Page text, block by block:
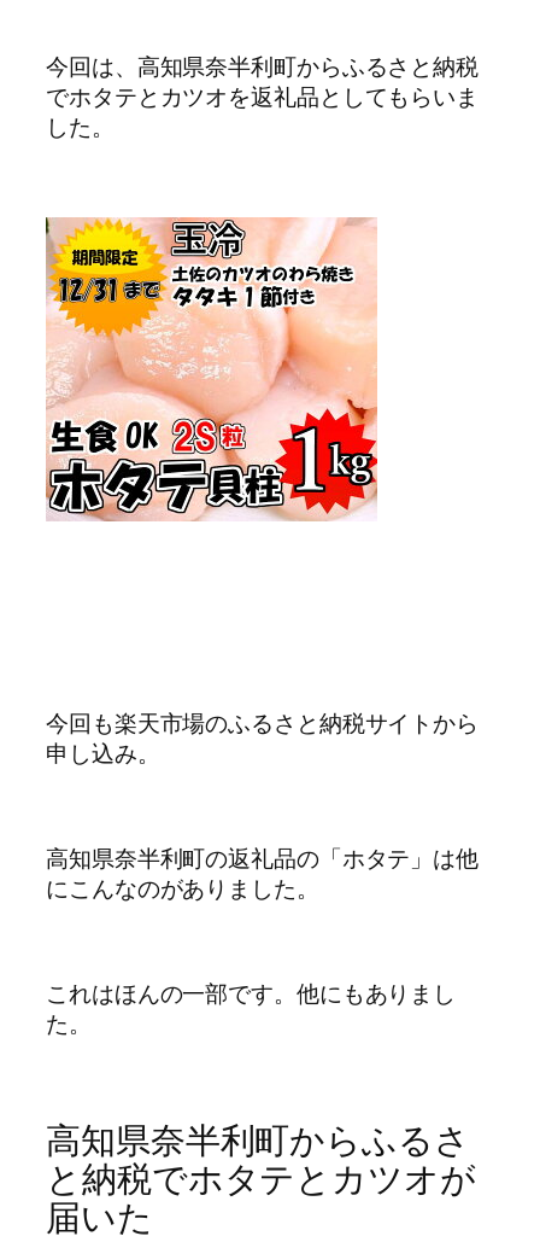
今回は、高知県奈半利町からふるさと納税
でホタテとカツオを返礼品としてもらいま
した。
今回も楽天市場のふるさと納税サイトから
申し込み。
高知県奈半利町の返礼品の「ホタテ」は他
にこんなのがありました。
これはほんの一部です。他にもありまし
た。
高知県奈半利町からふるさ
と納税でホタテとカツオが
届いた